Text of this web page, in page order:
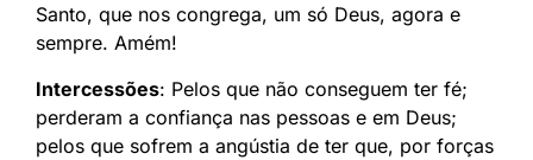
Santo, que nos congrega, um só Deus, agora e
sempre. Amém!
Intercessões: Pelos que não conseguem ter fé;
perderam a confiança nas pessoas e em Deus;
pelos que sofrem a angústia de ter que, por forças